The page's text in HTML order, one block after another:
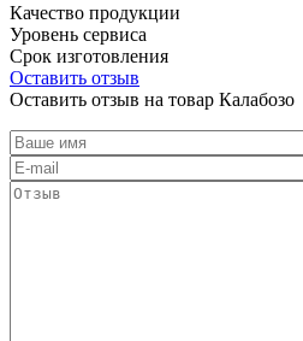
Качество продукции
Уровень сервиса
Срок изготовления
Оставить отзыв
Оставить отзыв на товар Калабозо